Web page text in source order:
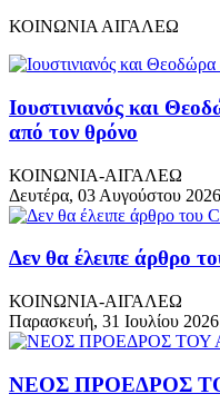
ΚΟΙΝΩΝΙΑ ΑΙΓΑΛΕΩ
Ιουστινιανός και
από τον θρόνο
ΚΟΙΝΩΝΙΑ-ΑΙΓΑΛΕΩ
Δευτέρα, 03 Αυγούστου
Δεν θα έλειπε άρθρο
ΚΟΙΝΩΝΙΑ-ΑΙΓΑΛΕΩ
Παρασκευή, 31 Ιουλίου
ΝΕΟΣ ΠΡΟΕΔΡΟΣ